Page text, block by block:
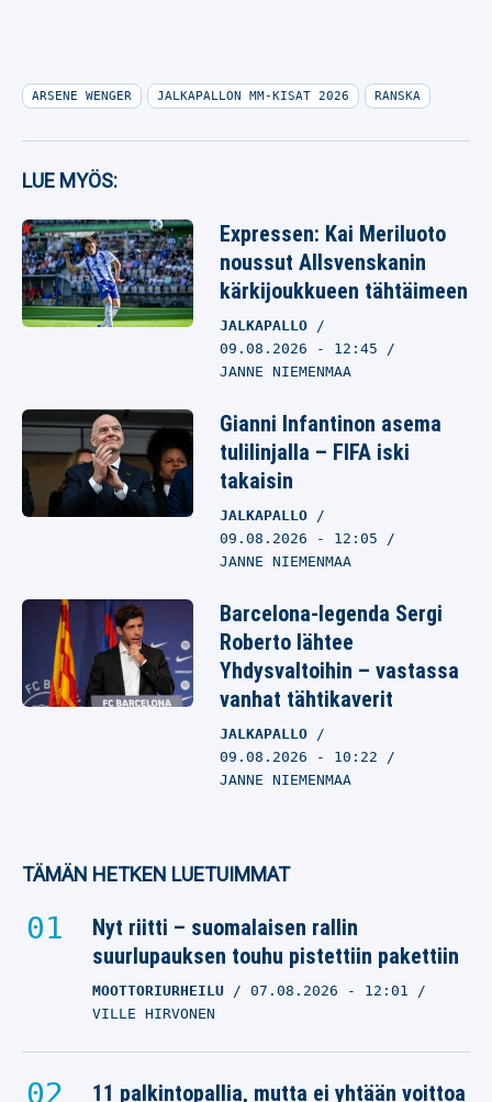
ARSENE WENGER JALKAPALLON MM-KISAT 2026 RANSKA
LUE MYÖS:
Expressen: Kai Meriluoto
noussut Allsvenskanin
kärkijoukkueen tähtäimeen
JALKAPALLO
09.08.2026 - 12:45
JANNE NIEMENMAA
Gianni Infantinon asema
tulilinjalla – FIFA iski
takaisin
JALKAPALLO
09.08.2026 - 12:05
JANNE NIEMENMAA
Barcelona-legenda Sergi
Roberto lähtee
Yhdysvaltoihin – vastassa
vanhat tähtikaverit
JALKAPALLO
09.08.2026 - 10:22
JANNE NIEMENMAA
TÄMÄN HETKEN LUETUIMMAT
Nyt riitti – suomalaisen rallin
suurlupauksen touhu pistettiin pakettiin
MOOTTORIURHEILU 07.08.2026 - 12:01
VILLE HIRVONEN
11 palkintopallia, mutta ei yhtään voittoa